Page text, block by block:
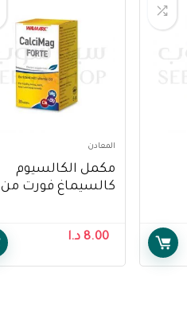
المعادن
مكمل الكالسيوم
كالسيماغ فورت من
Tablets
8.00 د.ا